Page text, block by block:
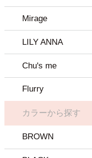
Mirage
LILY ANNA
Chu's me
Flurry
カラーから探す
BROWN